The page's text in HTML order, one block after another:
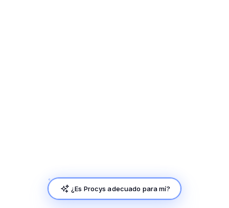
¿Es Procys adecuado para mí?